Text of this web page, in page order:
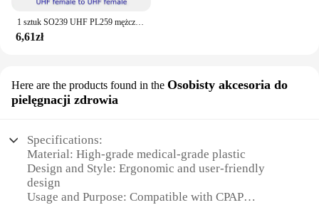
1 sztuk SO239 UHF PL259 mężczyzna kobieta zamontować złącze wtykowe SL16 UHF SO-239 PL-259 do N typ TNC UHF Adapter koncentryczny miedź mosiądz RF
6,61zł
Here are the products found in the Osobisty akcesoria do
pielęgnacji zdrowia
Specifications:
Material: High-grade medical-grade plastic
Design and Style: Ergonomic and user-friendly
design
Usage and Purpose: Compatible with CPAP